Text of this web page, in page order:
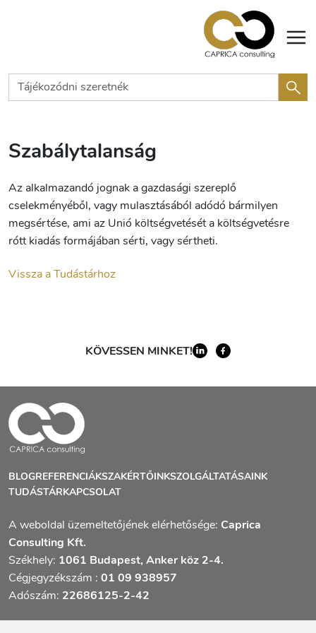
Szabálytalanság
Az alkalmazandó jognak a gazdasági szereplő
cselekményéből, vagy mulasztásából adódó bármilyen
megsértése, ami az Unió költségvetését a költségvetésre
rótt kiadás formájában sérti, vagy sértheti.
Vissza a Tudástárhoz
KÖVESSEN MINKET!
BLOGREFERENCIÁKSZAKÉRTŐINKSZOLGÁLTATÁSAINK
TUDÁSTÁRKAPCSOLAT
A weboldal üzemeltetőjének elérhetősége: Caprica
Consulting Kft.
Székhely: 1061 Budapest, Anker köz 2-4.
Cégjegyzékszám : 01 09 938957
Adószám: 22686125-2-42